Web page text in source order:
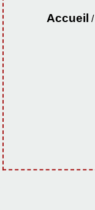
Accueil /